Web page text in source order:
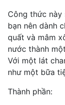
Công thức này
bạn nên dành
quất và mâm
nước thành
Với một lát
như một bữa
Thành phần: